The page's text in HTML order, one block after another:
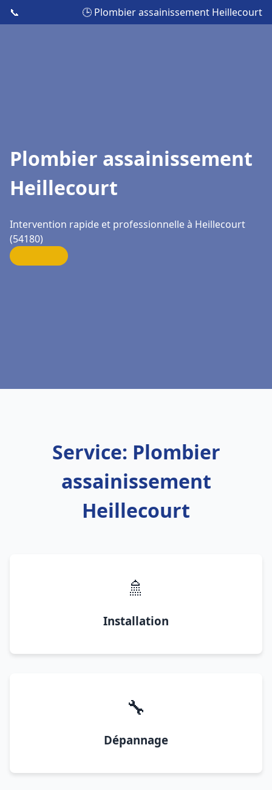
📞 🕒 Plombier assainissement Heillecourt
Plombier assainissement
Heillecourt
Intervention rapide et professionnelle à Heillecourt
(54180)
Service: Plombier
assainissement
Heillecourt
🚿
Installation
🔧
Dépannage